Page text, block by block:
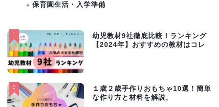
保育園生活・入学準備
1
幼児教材9社徹底比較！ランキング
【2024年】おすすめの教材はコレ
2
１歳２歳手作りおもちゃ10選！簡単
な作り方と材料を解説。